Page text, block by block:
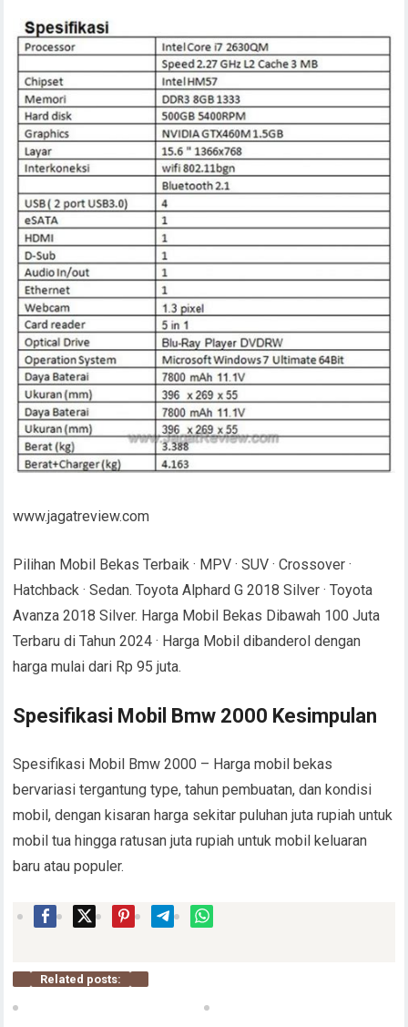
www.jagatreview.com
Pilihan Mobil Bekas Terbaik · MPV · SUV · Crossover ·
Hatchback · Sedan. Toyota Alphard G 2018 Silver · Toyota
Avanza 2018 Silver. Harga Mobil Bekas Dibawah 100 Juta
Terbaru di Tahun 2024 · Harga Mobil dibanderol dengan
harga mulai dari Rp 95 juta.
Spesifikasi Mobil Bmw 2000 Kesimpulan
Spesifikasi Mobil Bmw 2000 – Harga mobil bekas
bervariasi tergantung type, tahun pembuatan, dan kondisi
mobil, dengan kisaran harga sekitar puluhan juta rupiah untuk
mobil tua hingga ratusan juta rupiah untuk mobil keluaran
baru atau populer.
Related posts: